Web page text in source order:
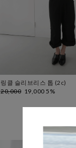
링클 슬리브리스 톱 (2c)
20,000 19,000 5%